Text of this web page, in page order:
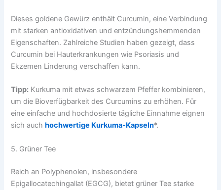
Dieses goldene Gewürz enthält Curcumin, eine Verbindung
mit starken antioxidativen und entzündungshemmenden
Eigenschaften. Zahlreiche Studien haben gezeigt, dass
Curcumin bei Hauterkrankungen wie Psoriasis und
Ekzemen Linderung verschaffen kann.
Tipp: Kurkuma mit etwas schwarzem Pfeffer kombinieren,
um die Bioverfügbarkeit des Curcumins zu erhöhen. Für
eine einfache und hochdosierte tägliche Einnahme eignen
sich auch hochwertige Kurkuma-Kapseln*.
5. Grüner Tee
Reich an Polyphenolen, insbesondere
Epigallocatechingallat (EGCG), bietet grüner Tee starke